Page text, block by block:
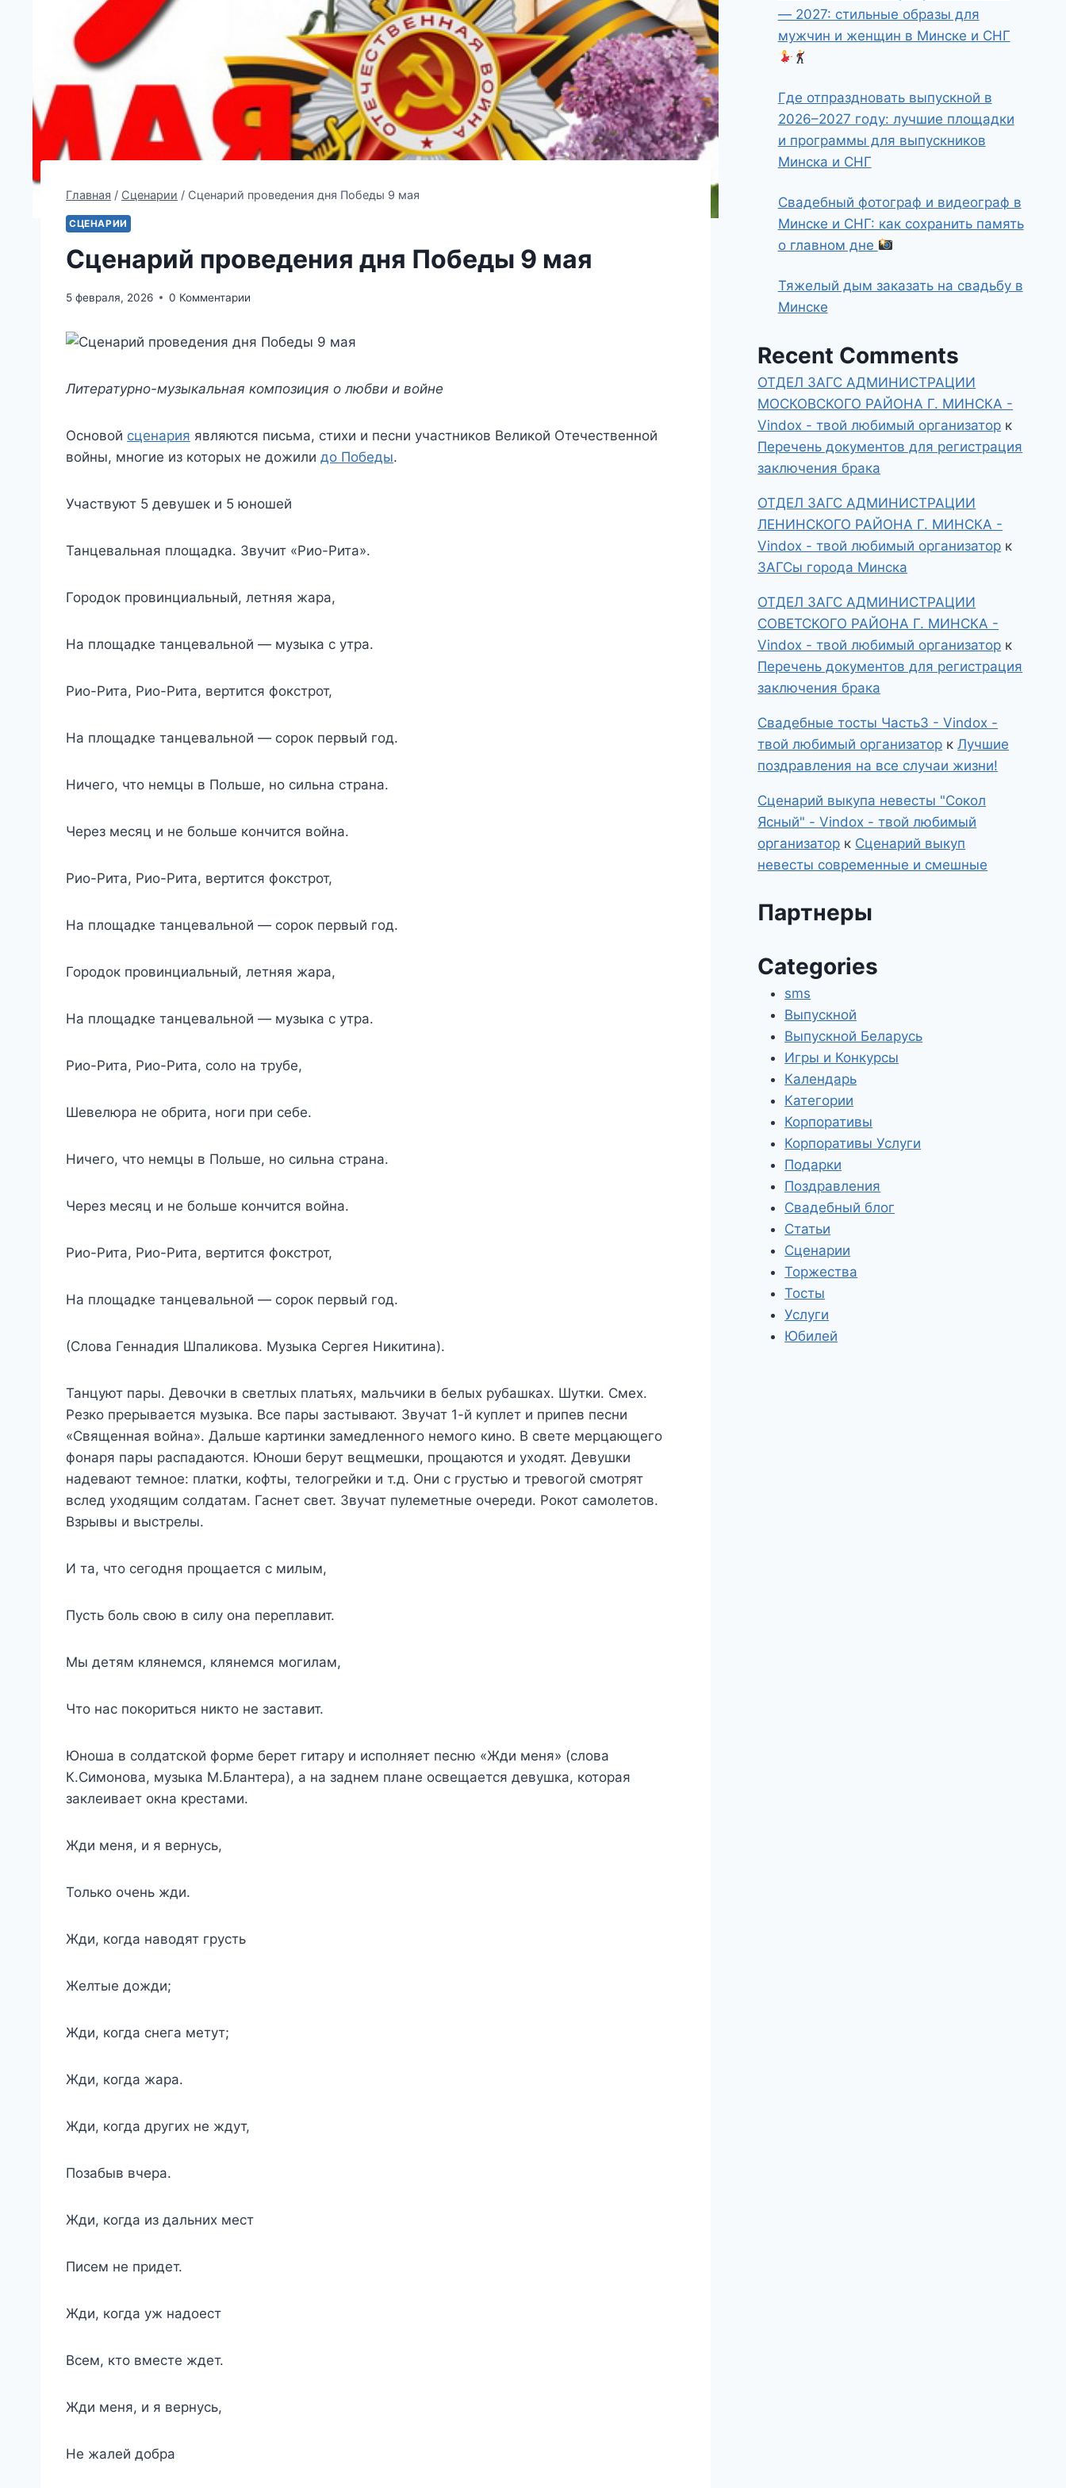
Главная / Сценарии / Сценарий проведения дня Победы 9 мая
СЦЕНАРИИ
Сценарий проведения дня Победы 9 мая
5 февраля, 2026 0 Комментарии
Литературно-музыкальная композиция о любви и войне
Основой сценария являются письма, стихи и песни участников Великой Отечественной
войны, многие из которых не дожили до Победы.
Участвуют 5 девушек и 5 юношей
Танцевальная площадка. Звучит «Рио-Рита».
Городок провинциальный, летняя жара,
На площадке танцевальной — музыка с утра.
Рио-Рита, Рио-Рита, вертится фокстрот,
На площадке танцевальной — сорок первый год.
Ничего, что немцы в Польше, но сильна страна.
Через месяц и не больше кончится война.
Рио-Рита, Рио-Рита, вертится фокстрот,
На площадке танцевальной — сорок первый год.
Городок провинциальный, летняя жара,
На площадке танцевальной — музыка с утра.
Рио-Рита, Рио-Рита, соло на трубе,
Шевелюра не обрита, ноги при себе.
Ничего, что немцы в Польше, но сильна страна.
Через месяц и не больше кончится война.
Рио-Рита, Рио-Рита, вертится фокстрот,
На площадке танцевальной — сорок первый год.
(Слова Геннадия Шпаликова. Музыка Сергея Никитина).
Танцуют пары. Девочки в светлых платьях, мальчики в белых рубашках. Шутки. Смех.
Резко прерывается музыка. Все пары застывают. Звучат 1-й куплет и припев песни
«Священная война». Дальше картинки замедленного немого кино. В свете мерцающего
фонаря пары распадаются. Юноши берут вещмешки, прощаются и уходят. Девушки
надевают темное: платки, кофты, телогрейки и т.д. Они с грустью и тревогой смотрят
вслед уходящим солдатам. Гаснет свет. Звучат пулеметные очереди. Рокот самолетов.
Взрывы и выстрелы.
И та, что сегодня прощается с милым,
Пусть боль свою в силу она переплавит.
Мы детям клянемся, клянемся могилам,
Что нас покориться никто не заставит.
Юноша в солдатской форме берет гитару и исполняет песню «Жди меня» (слова
К.Симонова, музыка М.Блантера), а на заднем плане освещается девушка, которая
заклеивает окна крестами.
Жди меня, и я вернусь,
Только очень жди.
Жди, когда наводят грусть
Желтые дожди;
Жди, когда снега метут;
Жди, когда жара.
Жди, когда других не ждут,
Позабыв вчера.
Жди, когда из дальних мест
Писем не придет.
Жди, когда уж надоест
Всем, кто вместе ждет.
Жди меня, и я вернусь,
Не жалей добра
— 2027: стильные образы для
мужчин и женщин в Минске и СНГ
Где отпраздновать выпускной в
2026–2027 году: лучшие площадки
и программы для выпускников
Минска и СНГ
Свадебный фотограф и видеограф в
Минске и СНГ: как сохранить память
о главном дне
Тяжелый дым заказать на свадьбу в
Минске
Recent Comments
ОТДЕЛ ЗАГС АДМИНИСТРАЦИИ
МОСКОВСКОГО РАЙОНА Г. МИНСКА -
Vindox - твой любимый организатор к
Перечень документов для регистрация
заключения брака
ОТДЕЛ ЗАГС АДМИНИСТРАЦИИ
ЛЕНИНСКОГО РАЙОНА Г. МИНСКА -
Vindox - твой любимый организатор к
ЗАГСы города Минска
ОТДЕЛ ЗАГС АДМИНИСТРАЦИИ
СОВЕТСКОГО РАЙОНА Г. МИНСКА -
Vindox - твой любимый организатор к
Перечень документов для регистрация
заключения брака
Свадебные тосты Часть3 - Vindox -
твой любимый организатор кЛучшие
поздравления на все случаи жизни!
Сценарий выкупа невесты "Сокол
Ясный" - Vindox - твой любимый
организатор к Сценарий выкуп
невесты современные и смешные
Партнеры
Categories
sms
Выпускной
Выпускной Беларусь
Игры и Конкурсы
Календарь
Категории
Корпоративы
Корпоративы Услуги
Подарки
Поздравления
Свадебный блог
Статьи
Сценарии
Торжества
Тосты
Услуги
Юбилей